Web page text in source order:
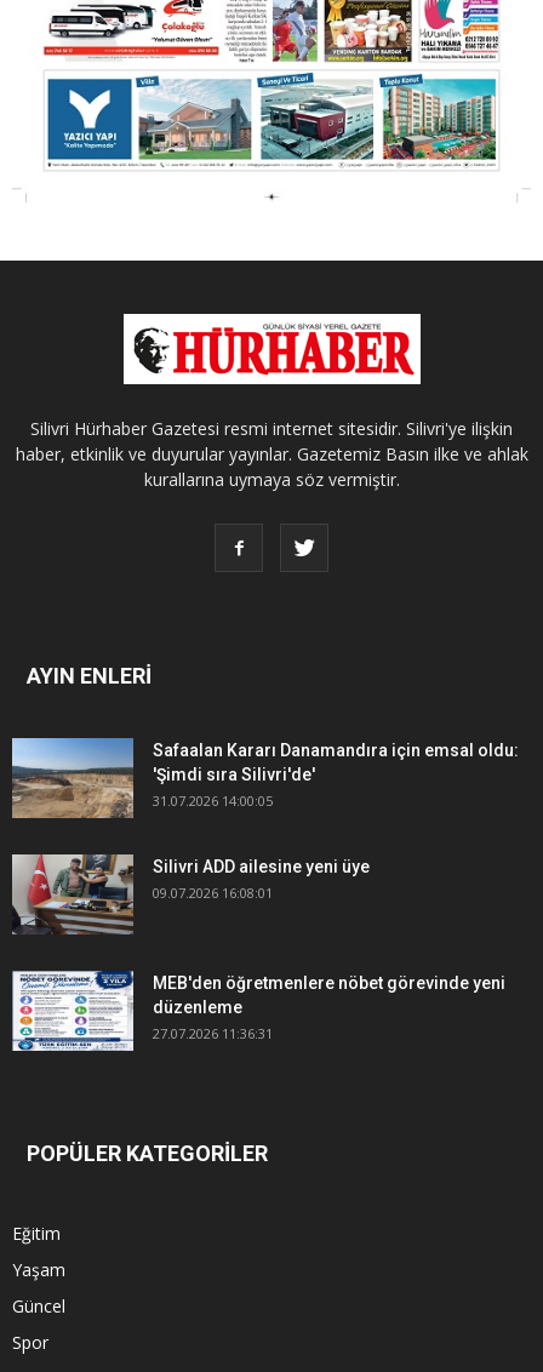
Silivri Hürhaber Gazetesi resmi internet sitesidir. Silivri'ye ilişkin
haber, etkinlik ve duyurular yayınlar. Gazetemiz Basın ilke ve ahlak
kurallarına uymaya söz vermiştir.
AYIN ENLERİ
Safaalan Kararı Danamandıra için emsal oldu:
'Şimdi sıra Silivri'de'
31.07.2026 14:00:05
Silivri ADD ailesine yeni üye
09.07.2026 16:08:01
MEB'den öğretmenlere nöbet görevinde yeni
düzenleme
27.07.2026 11:36:31
POPÜLER KATEGORİLER
Eğitim
Yaşam
Güncel
Spor